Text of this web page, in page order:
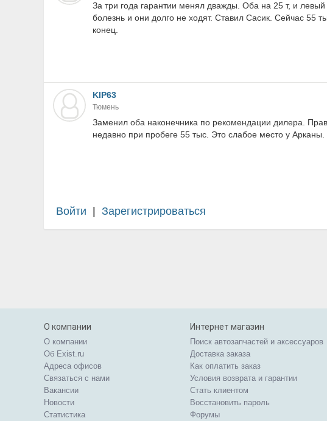
За три года гарантии менял дважды. Оба на 25 т, и
болезнь и они долго не ходят. Ставил Сасик. Сейчас 55
конец.
KIP63
Тюмень
Заменил оба наконечника по рекомендации дилера.
недавно при пробеге 55 тыс. Это слабое место у Арканы.
Войти Зарегистрироваться
О компании
О компании
Об Exist.ru
Адреса офисов
Связаться с нами
Вакансии
Новости
Статистика
Интернет магазин
Поиск автозапчастей и аксессуаров
Доставка заказа
Как оплатить заказ
Условия возврата и гарантии
Стать клиентом
Восстановить пароль
Форумы